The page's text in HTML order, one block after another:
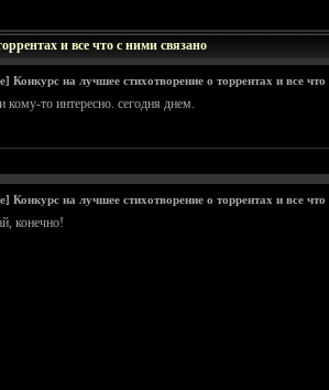
и все что с ними связано
Конкурс на лучшее стихотворение о торрентах и все что
кому-то интересно. сегодня днем.
Конкурс на лучшее стихотворение о торрентах и все что
конечно!